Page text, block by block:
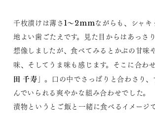
千枚漬けは薄さ1～2mmながらも、シャキ
地よい歯ごたえです。見た目からはあっさ
想像しましたが、食べてみるとかぶの甘味
味、そしてうま味も感じます。そこに合わ
田 千寿 」。口の中でさっぱりと合わさり
んでいられる爽やかな組み合わせでした。
漬物というとご飯と一緒に食べるイメージ